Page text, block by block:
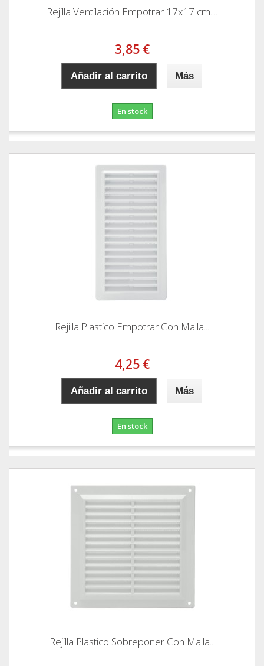
Rejilla Ventilación Empotrar 17x17 cm....
3,85 €
Añadir al carrito Más
En stock
Rejilla Plastico Empotrar Con Malla...
4,25 €
Añadir al carrito Más
En stock
Rejilla Plastico Sobreponer Con Malla...